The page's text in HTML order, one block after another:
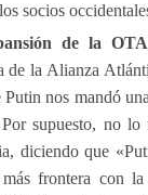
socios
de la
de la Alianza
nos mandó
supuesto, no lo
diciendo que
frontera con